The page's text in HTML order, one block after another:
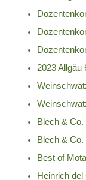
2023 Allgäu
Blech & Co.
Blech & Co.
Best of
Heinrich del